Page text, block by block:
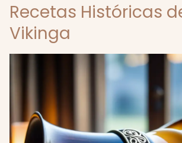
Recetas Históricas
Vikinga